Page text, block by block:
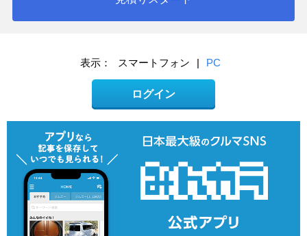
表示： スマートフォン | PC
ログイン